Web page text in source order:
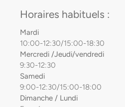
Horaires habituels :
Mardi
10:00-12:30/15:00-18:30
Mercredi /Jeudi/vendredi
9:30-12:30
Samedi
9:00-12:30/15:00-18:00
Dimanche / Lundi